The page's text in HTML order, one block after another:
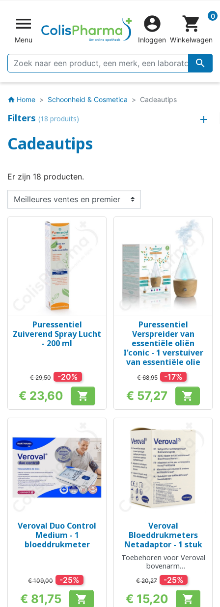

Menu


Inloggen
shopping_cart 0
Winkelwagen
home Home Schoonheid & Cosmetica Cadeautips
Filters (18 produits)
Cadeautips
Er zijn 18 producten.
Puressentiel
Zuiverend Spray Lucht
- 200 ml
€ 29,50 -20%
Prijs
€ 23,60 
Puressentiel
Verspreider van
essentiële oliën
I'conic - 1 verstuiver
van essentiële olie
€ 68,95 -17%
Prijs
€ 57,27 
Veroval Duo Control
Medium - 1
bloeddrukmeter
€ 109,00 -25%
Prijs
€ 81,75 
Veroval
Bloeddrukmeters
Netadaptor - 1 stuk
Toebehoren voor Veroval
bovenarm
bloeddrukmeters
€ 20,27 -25%
Prijs
€ 15,20 